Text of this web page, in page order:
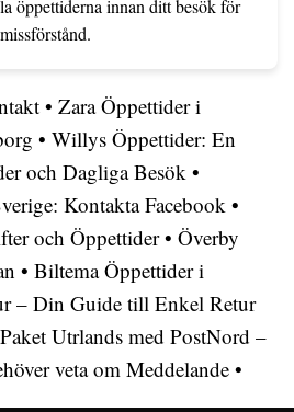
öppettiderna innan ditt besök för
• Zara Öppettider i
• Willys Öppettider: En
och Dagliga Besök •
Kontakta Facebook •
och Öppettider• Överby
• Biltema Öppettider i
– Din Guide till Enkel Retur
Utrlands med PostNord –
veta om Meddelande •